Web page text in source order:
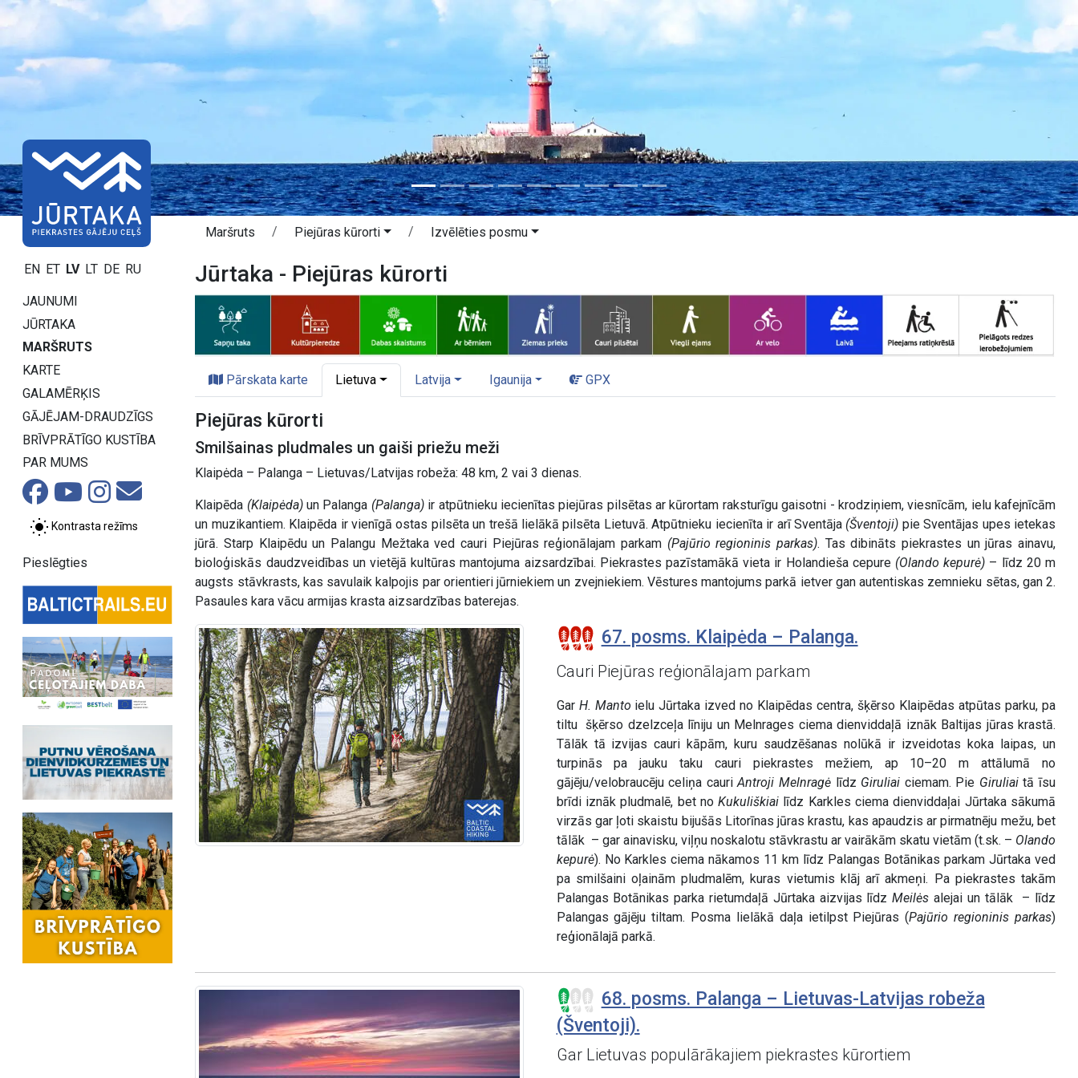
EN ET LV LT DE RU
JAUNUMI
JŪRTAKA
MARŠRUTS
KARTE
GALAMĒRĶIS
GĀJĒJAM-DRAUDZĪGS
BRĪVPRĀTĪGO KUSTĪBA
PAR MUMS
Kontrasta režīms
Pieslēgties
Maršruts Piejūras kūrorti Izvēlēties posmu
Jūrtaka - Piejūras kūrorti
Pārskata karte Lietuva Latvija Igaunija GPX
Piejūras kūrorti
Smilšainas pludmales un gaiši priežu meži
Klaipėda – Palanga – Lietuvas/Latvijas robeža: 48 km, 2 vai 3 dienas.
Klaipēda (Klaipėda)un Palanga (Palanga)ir atpūtnieku iecienītas piejūras pilsētas ar kūrortam raksturīgu gaisotni - krodziņiem, viesnīcām, ielu kafejnīcām
un muzikantiem. Klaipēda ir vienīgā ostas pilsēta un trešā lielākā pilsēta Lietuvā. Atpūtnieku iecienīta ir arī Sventāja (Šventoji) pie Sventājas upes ietekas
jūrā. Starp Klaipēdu un Palangu Mežtaka ved cauri Piejūras reģionālajam parkam (Pajūrio regioninis parkas). Tas dibināts piekrastes un jūras ainavu,
bioloģiskās daudzveidības un vietējā kultūras mantojuma aizsardzībai. Piekrastes pazīstamākā vieta ir Holandieša cepure (Olando kepurė) – līdz 20 m
augsts stāvkrasts, kas savulaik kalpojis par orientieri jūrniekiem un zvejniekiem. Vēstures mantojums parkā ietver gan autentiskas zemnieku sētas, gan 2.
Pasaules kara vācu armijas krasta aizsardzības baterejas.
67. posms. Klaipėda – Palanga.
Cauri Piejūras reģionālajam parkam
Gar H. Manto ielu Jūrtaka izved no Klaipēdas centra, šķērso Klaipēdas atpūtas parku, pa
tiltu šķērso dzelzceļa līniju un Melnrages ciema dienviddaļā iznāk Baltijas jūras krastā.
Tālāk tā izvijas cauri kāpām, kuru saudzēšanas nolūkā ir izveidotas koka laipas, un
turpinās pa jauku taku cauri piekrastes mežiem, ap 10–20 m attālumā no
gājēju/velobraucēju celiņa cauriAntroji Melnragėlīdz Giruliai ciemam. Pie Giruliaitā īsu
brīdi iznāk pludmalē, bet noKukuliškiai līdz Karkles ciema dienviddaļai Jūrtaka sākumā
virzās gar ļoti skaistu bijušās Litorīnas jūras krastu, kas apaudzis ar pirmatnēju mežu, bet
tālāk – gar ainavisku, viļņu noskalotu stāvkrastu ar vairākām skatu vietām (t.sk. – Olando
kepurė). No Karkles ciema nākamos 11 km līdz Palangas Botānikas parkam Jūrtaka ved
pa smilšaini oļainām pludmalēm, kuras vietumis klāj arī akmeņi. Pa piekrastes takām
Palangas Botānikas parka rietumdaļā Jūrtaka aizvijas līdzMeilės alejai un tālāk – līdz
Palangas gājēju tiltam. Posma lielākā daļa ietilpst Piejūras (Pajūrio regioninis parkas)
reģionālajā parkā.
68. posms. Palanga – Lietuvas-Latvijas robeža
(Šventoji).
Gar Lietuvas populārākajiem piekrastes kūrortiem